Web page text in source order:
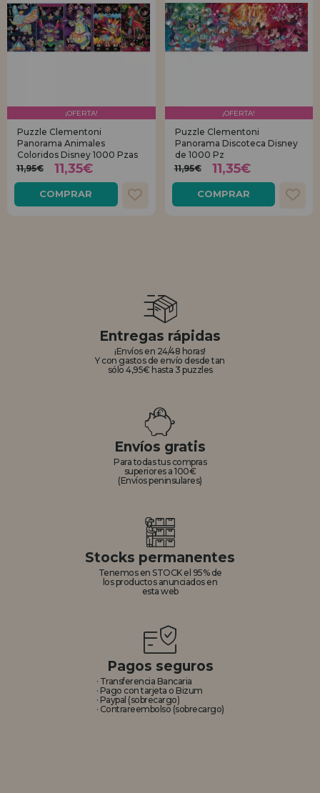
¡OFERTA!
Puzzle Clementoni
Panorama Animales
Coloridos Disney 1000 Pzas
11,95€
11,35€
COMPRAR
¡OFERTA!
Puzzle Clementoni
Panorama Discoteca Disney
de 1000 Pz
11,95€
11,35€
COMPRAR
Entregas rápidas
¡Envíos en 24/48 horas!
Y con gastos de envío desde tan
sólo 4,95€ hasta 3 puzzles
Envíos gratis
Para todas tus compras
superiores a 100€
(Envíos peninsulares)
Stocks permanentes
Tenemos en STOCK el 95% de
los productos anunciados en
esta web
Pagos seguros
· Transferencia Bancaria
· Pago con tarjeta o Bizum
· Paypal (sobrecargo)
· Contrareembolso (sobrecargo)